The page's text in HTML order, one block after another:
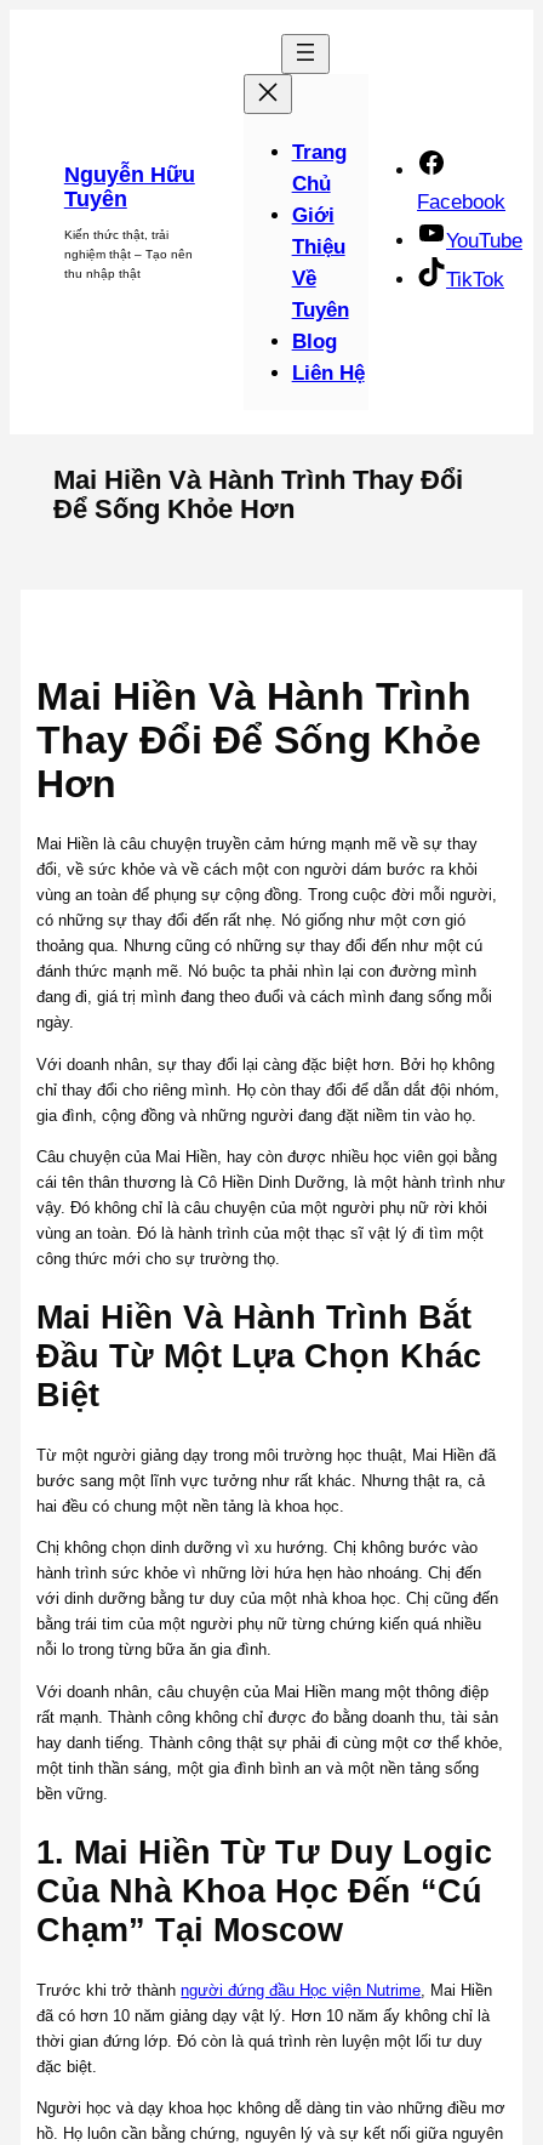
Nguyễn Hữu
Tuyên
Kiến thức thật, trải
nghiệm thật – Tạo nên
thu nhập thật
Trang
Chủ
Giới
Thiệu
Về
Tuyên
Blog
Liên Hệ
Facebook
YouTube
TikTok
Mai Hiền Và Hành Trình Thay Đổi
Để Sống Khỏe Hơn
Mai Hiền Và Hành Trình
Thay Đổi Để Sống Khỏe
Hơn
Mai Hiền là câu chuyện truyền cảm hứng mạnh mẽ về sự thay
đổi, về sức khỏe và về cách một con người dám bước ra khỏi
vùng an toàn để phụng sự cộng đồng. Trong cuộc đời mỗi người,
có những sự thay đổi đến rất nhẹ. Nó giống như một cơn gió
thoảng qua. Nhưng cũng có những sự thay đổi đến như một cú
đánh thức mạnh mẽ. Nó buộc ta phải nhìn lại con đường mình
đang đi, giá trị mình đang theo đuổi và cách mình đang sống mỗi
ngày.
Với doanh nhân, sự thay đổi lại càng đặc biệt hơn. Bởi họ không
chỉ thay đổi cho riêng mình. Họ còn thay đổi để dẫn dắt đội nhóm,
gia đình, cộng đồng và những người đang đặt niềm tin vào họ.
Câu chuyện của Mai Hiền, hay còn được nhiều học viên gọi bằng
cái tên thân thương là Cô Hiền Dinh Dưỡng, là một hành trình như
vậy. Đó không chỉ là câu chuyện của một người phụ nữ rời khỏi
vùng an toàn. Đó là hành trình của một thạc sĩ vật lý đi tìm một
công thức mới cho sự trường thọ.
Mai Hiền Và Hành Trình Bắt
Đầu Từ Một Lựa Chọn Khác
Biệt
Từ một người giảng dạy trong môi trường học thuật, Mai Hiền đã
bước sang một lĩnh vực tưởng như rất khác. Nhưng thật ra, cả
hai đều có chung một nền tảng là khoa học.
Chị không chọn dinh dưỡng vì xu hướng. Chị không bước vào
hành trình sức khỏe vì những lời hứa hẹn hào nhoáng. Chị đến
với dinh dưỡng bằng tư duy của một nhà khoa học. Chị cũng đến
bằng trái tim của một người phụ nữ từng chứng kiến quá nhiều
nỗi lo trong từng bữa ăn gia đình.
Với doanh nhân, câu chuyện của Mai Hiền mang một thông điệp
rất mạnh. Thành công không chỉ được đo bằng doanh thu, tài sản
hay danh tiếng. Thành công thật sự phải đi cùng một cơ thể khỏe,
một tinh thần sáng, một gia đình bình an và một nền tảng sống
bền vững.
1. Mai Hiền Từ Tư Duy Logic
Của Nhà Khoa Học Đến “Cú
Chạm” Tại Moscow
Trước khi trở thànhngười đứng đầu Học viện Nutrime, Mai Hiền
đã có hơn 10 năm giảng dạy vật lý. Hơn 10 năm ấy không chỉ là
thời gian đứng lớp. Đó còn là quá trình rèn luyện một lối tư duy
đặc biệt.
Người học và dạy khoa học không dễ dàng tin vào những điều mơ
hồ. Họ luôn cần bằng chứng, nguyên lý và sự kết nối giữa nguyên